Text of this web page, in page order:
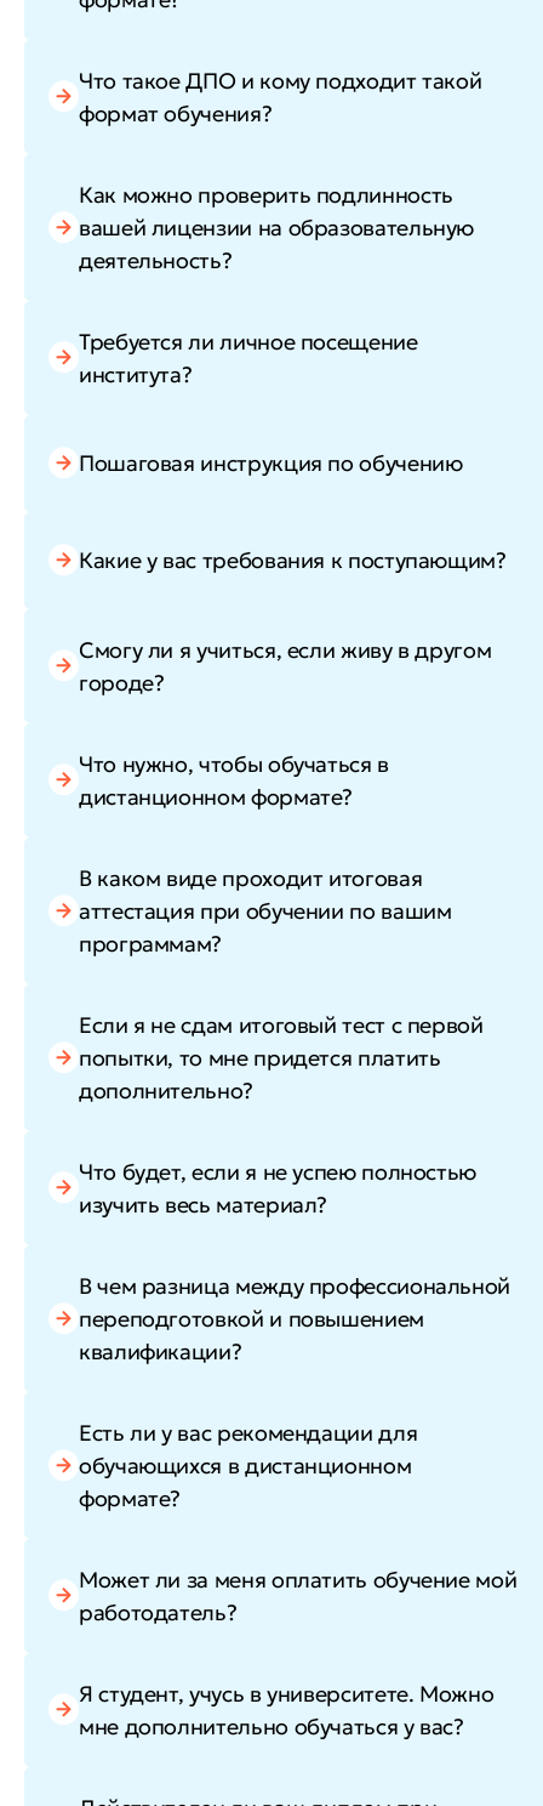
Что такое ДПО и кому подходит такой
формат обучения?
Как можно проверить подлинность
вашей лицензии на образовательную
деятельность?
Требуется ли личное посещение
института?
Пошаговая инструкция по обучению
Какие у вас требования к поступающим?
Смогу ли я учиться, если живу в другом
городе?
Что нужно, чтобы обучаться в
дистанционном формате?
В каком виде проходит итоговая
аттестация при обучении по вашим
программам?
Если я не сдам итоговый тест с первой
попытки, то мне придется платить
дополнительно?
Что будет, если я не успею полностью
изучить весь материал?
В чем разница между профессиональной
переподготовкой и повышением
квалификации?
Есть ли у вас рекомендации для
обучающихся в дистанционном
формате?
Может ли за меня оплатить обучение мой
работодатель?
Я студент, учусь в университете. Можно
мне дополнительно обучаться у вас?